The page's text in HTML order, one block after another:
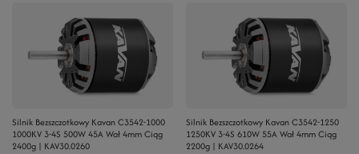
Silnik Bezszczotkowy Kavan C3542-1000
1000KV 3-4S 500W 45A Wał 4mm Ciąg
2400g | KAV30.0260
Silnik Bezszczotkowy Kavan C3542-1250
1250KV 3-4S 610W 55A Wał 4mm Ciąg
2200g | KAV30.0264